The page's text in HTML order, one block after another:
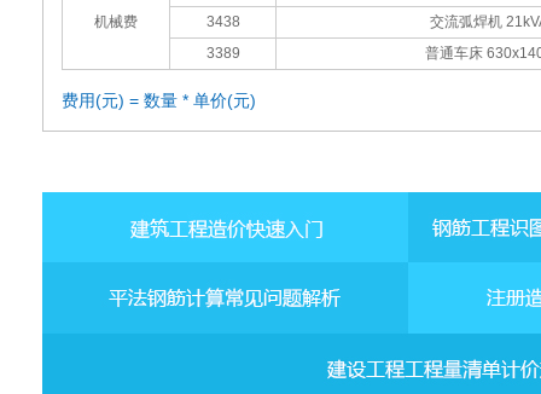
机械费
3438
交流弧焊机
3389
普通车床
费用(元) = 数量 * 单价(元)